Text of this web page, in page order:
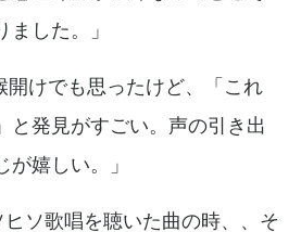
ました。」
開けでも思ったけど、「これ
と発見がすごい。声の引き出
が嬉しい。」
ヒソ歌唱を聴いた曲の時、、そ